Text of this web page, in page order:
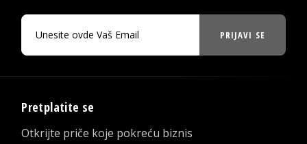
PRIJAVI SE
Pretplatite se
Otkrijte priče koje pokreću biznis